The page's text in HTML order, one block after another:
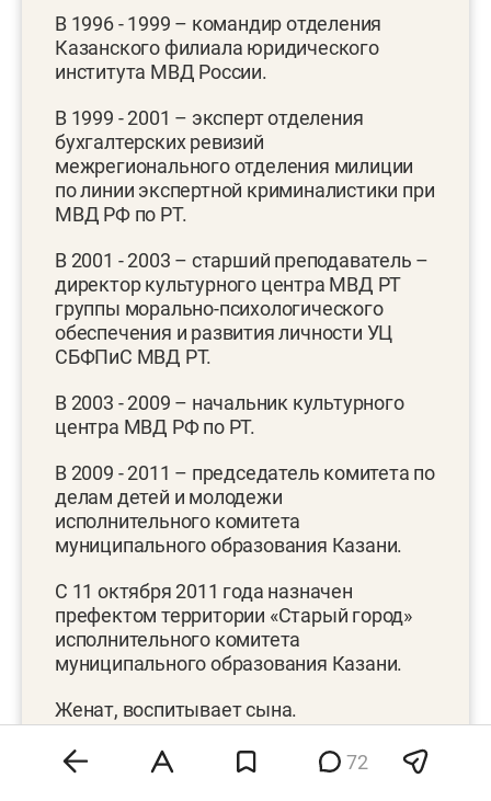
В 1996 - 1999 – командир отделения
Казанского филиала юридического
института МВД России.
В 1999 - 2001 – эксперт отделения
бухгалтерских ревизий
межрегионального отделения милиции
по линии экспертной криминалистики при
МВД РФ по РТ.
В 2001 - 2003 – старший преподаватель –
директор культурного центра МВД РТ
группы морально-психологического
обеспечения и развития личности УЦ
СБФПиС МВД РТ.
В 2003 - 2009 – начальник культурного
центра МВД РФ по РТ.
В 2009 - 2011 – председатель комитета по
делам детей и молодежи
исполнительного комитета
муниципального образования Казани.
С 11 октября 2011 года назначен
префектом территории «Старый город»
исполнительного комитета
муниципального образования Казани.
Женат, воспитывает сына.
72